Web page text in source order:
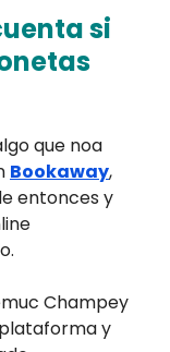
si
que noa
Bookaway,
entonces y
Champey
y